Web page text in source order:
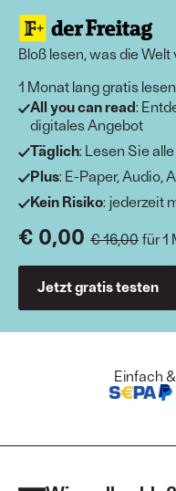
Bloß lesen, was die
1 Monat lang gratis
All you can read:
digitales Angebot
Täglich: Lesen Sie
Plus: E-Paper, Audio,
Kein Risiko: jederzeit
€ 0,00 € 16,00 für 1
Jetzt gratis testen
Einfach